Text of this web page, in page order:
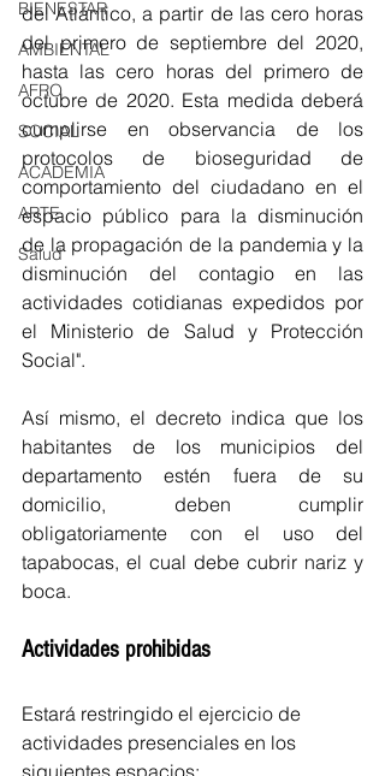
BIENESTAR
AMBIENTAL
AFRO
SOCIAL
ACADEMIA
ARTE
Salud
del Atlántico, a partir de las cero horas
del primero de septiembre del 2020,
hasta las cero horas del primero de
octubre de 2020. Esta medida deberá
cumplirse en observancia de los
protocolos de bioseguridad de
comportamiento del ciudadano en el
espacio público para la disminución
de la propagación de la pandemia y la
disminución del contagio en las
actividades cotidianas expedidos por
el Ministerio de Salud y Protección
Social".
Así mismo, el decreto indica que los
habitantes de los municipios del
departamento estén fuera de su
domicilio, deben cumplir
obligatoriamente con el uso del
tapabocas, el cual debe cubrir nariz y
boca.
Actividades prohibidas
Estará restringido el ejercicio de
actividades presenciales en los